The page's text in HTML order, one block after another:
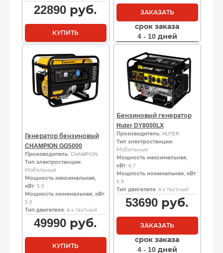
22890 руб.
КУПИТЬ
ЗАКАЗАТЬ
срок заказа
4 - 10 дней
Генератор бензиновый
CHAMPION GG5000
Производитель: CHAMPION
Тип электростанции:
Мобильные
Мощность максимальная,
кВт: 5.5
Мощность номинальная, кВт:
5.0
Тип двигателя: 4-х тактный
49990 руб.
КУПИТЬ
Бензиновый генератор
Huter DY8000LX
Производитель: HUTER
Тип электростанции:
Мобильные
Мощность максимальная,
кВт: 6.7
Мощность номинальная, кВт:
6.5
Тип двигателя: 4-х тактный
53690 руб.
ЗАКАЗАТЬ
срок заказа
4 - 10 дней